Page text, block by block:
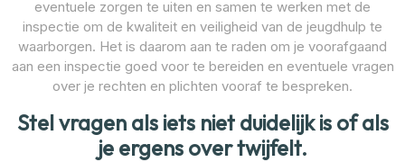
eventuele zorgen te uiten en samen te werken met de
inspectie om de kwaliteit en veiligheid van de jeugdhulp te
waarborgen. Het is daarom aan te raden om je voorafgaand
aan een inspectie goed voor te bereiden en eventuele vragen
over je rechten en plichten vooraf te bespreken.
Stel vragen als iets niet duidelijk is of als
je ergens over twijfelt.